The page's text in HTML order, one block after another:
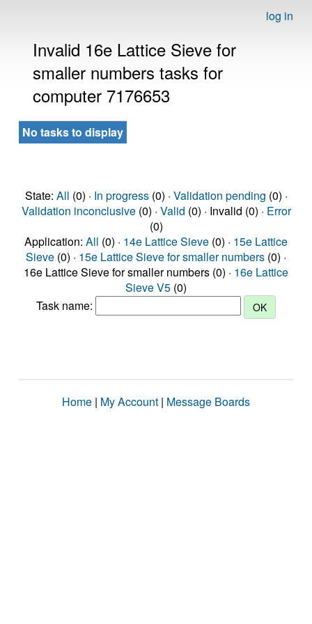
log in
Invalid 16e Lattice Sieve for
smaller numbers tasks for
computer 7176653
No tasks to display
State: All (0) · In progress(0) · Validation pending (0) ·
Validation inconclusive(0) · Valid (0) · Invalid (0) · Error
(0)
Application: All (0) · 14e Lattice Sieve (0) · 15e Lattice
Sieve (0) · 15e Lattice Sieve for smaller numbers (0) ·
16e Lattice Sieve for smaller numbers (0) · 16e Lattice
Sieve V5 (0)
Task name:
Home | My Account | Message Boards